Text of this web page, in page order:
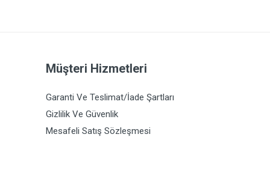
Müşteri Hizmetleri
Garanti Ve Teslimat/İade Şartları
Gizlilik Ve Güvenlik
Mesafeli Satış Sözleşmesi